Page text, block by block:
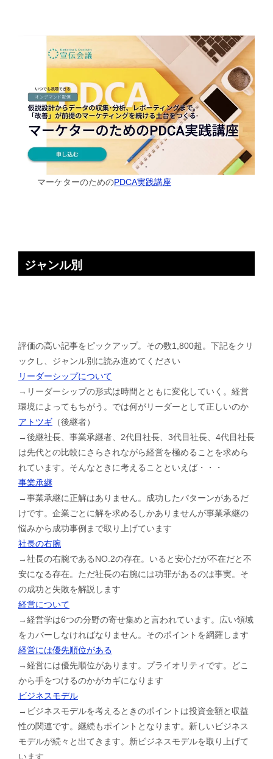
マーケターのためのPDCA実践講座
ジャンル別
評価の高い記事をピックアップ。その数1,800超。下記をクリ
ックし、ジャンル別に読み進めてください
リーダーシップについて
→リーダーシップの形式は時間とともに変化していく。経営
環境によってもちがう。では何がリーダーとして正しいのか
アトツギ （後継者）
→後継社長、事業承継者、2代目社長、3代目社長、4代目社長
は先代との比較にさらされながら経営を極めることを求めら
れています。そんなときに考えることといえば・・・
事業承継
→事業承継に正解はありません。成功したパターンがあるだ
けです。企業ごとに解を求めるしかありませんが事業承継の
悩みから成功事例まで取り上げています
社長の右腕
→社長の右腕であるNO.2の存在。いると安心だが不在だと不
安になる存在。ただ社長の右腕には功罪があるのは事実。そ
の成功と失敗を解説します
経営について
→経営学は6つの分野の寄せ集めと言われています。広い領域
をカバーしなければなりません。そのポイントを網羅します
経営には優先順位がある
→経営には優先順位があります。プライオリティです。どこ
から手をつけるのかがカギになります
ビジネスモデル
→ビジネスモデルを考えるときのポイントは投資金額と収益
性の関連です。継続もポイントとなります。新しいビジネス
モデルが続々と出てきます。新ビジネスモデルを取り上げて
います